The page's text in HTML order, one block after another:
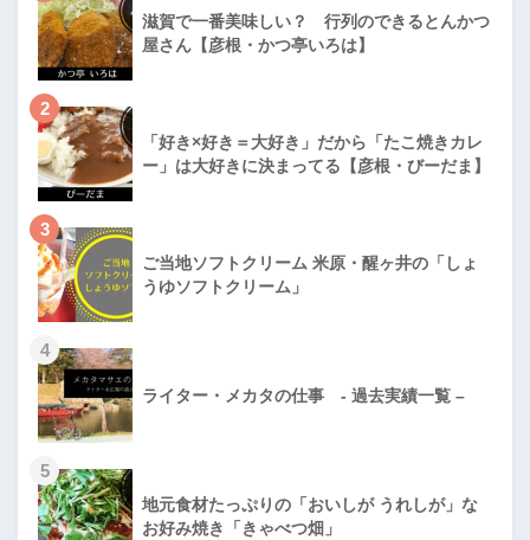
滋賀で一番美味しい？ 行列のできるとんかつ
屋さん【彦根・かつ亭いろは】
2
「好き×好き＝大好き」だから「たこ焼きカレ
ー」は大好きに決まってる【彦根・びーだま】
3
ご当地ソフトクリーム 米原・醒ヶ井の「しょ
うゆソフトクリーム」
4
ライター・メカタの仕事 - 過去実績一覧 –
5
地元食材たっぷりの「おいしが うれしが」な
お好み焼き「きゃべつ畑」